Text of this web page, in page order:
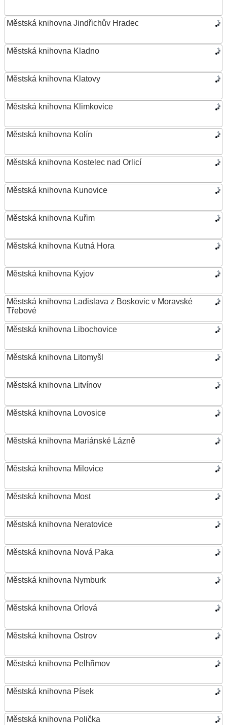
Městská knihovna Jindřichův Hradec
Městská knihovna Kladno
Městská knihovna Klatovy
Městská knihovna Klimkovice
Městská knihovna Kolín
Městská knihovna Kostelec nad Orlicí
Městská knihovna Kunovice
Městská knihovna Kuřim
Městská knihovna Kutná Hora
Městská knihovna Kyjov
Městská knihovna Ladislava z Boskovic v Moravské
Třebové
Městská knihovna Libochovice
Městská knihovna Litomyšl
Městská knihovna Litvínov
Městská knihovna Lovosice
Městská knihovna Mariánské Lázně
Městská knihovna Milovice
Městská knihovna Most
Městská knihovna Neratovice
Městská knihovna Nová Paka
Městská knihovna Nymburk
Městská knihovna Orlová
Městská knihovna Ostrov
Městská knihovna Pelhřimov
Městská knihovna Písek
Městská knihovna Polička